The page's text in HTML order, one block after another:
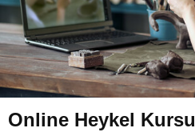
Online Heykel Kursu